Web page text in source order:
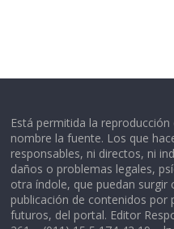
Está permitida la
nombre la fuente. Los que
responsables, ni directos, ni
daños o problemas legales,
otra índole, que puedan surgir
publicación de contenidos por
futuros, del portal. Editor